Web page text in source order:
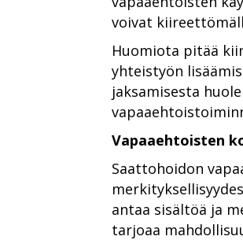
voivat
Huomiota pitää
yhteistyön
jaksamisesta
Vapaaehtoisten
Saattohoidon
antaa sisältöä ja
tarjoaa